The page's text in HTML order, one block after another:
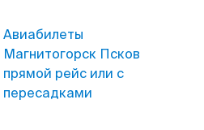
Авиабилеты
Магнитогорск Псков
прямой рейс или с
пересадками